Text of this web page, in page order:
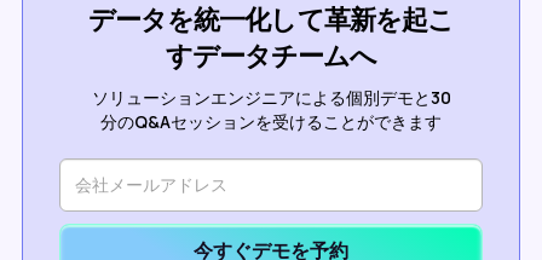
データを統一化して革新を起こ
すデータチームへ
ソリューションエンジニアによる個別デモと30
分のQ&Aセッションを受けることができます
今すぐデモを予約